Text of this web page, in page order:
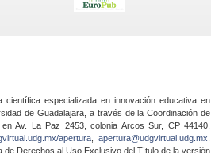
especializada en innovación educativa en
de Guadalajara, a través de la Coordinación de
Av. La Paz 2453, colonia Arcos Sur, CP 44140,
apertura apertura@udgvirtual.udg.mx
Derechos al Uso Exclusivo del Título de la versión